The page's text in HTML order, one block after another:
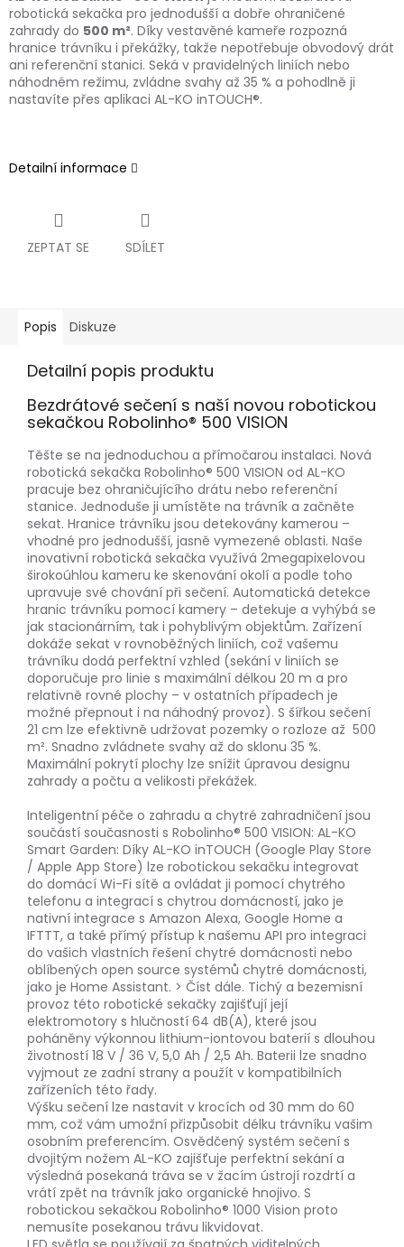
robotická sekačka pro jednodušší a dobře ohraničené
zahrady do 500 m². Díky vestavěné kameře rozpozná
hranice trávníku i překážky, takže nepotřebuje obvodový drát
ani referenční stanici. Seká v pravidelných liniích nebo
náhodném režimu, zvládne svahy až 35 % a pohodlně ji
nastavíte přes aplikaci AL-KO inTOUCH®.
Detailní informace
ZEPTAT SE SDÍLET
Popis Diskuze
Detailní popis produktu
Bezdrátové sečení s naší novou robotickou
sekačkou Robolinho® 500 VISION
Těšte se na jednoduchou a přímočarou instalaci. Nová
robotická sekačka Robolinho® 500 VISION od AL-KO
pracuje bez ohraničujícího drátu nebo referenční
stanice. Jednoduše ji umístěte na trávník a začněte
sekat. Hranice trávníku jsou detekovány kamerou –
vhodné pro jednodušší, jasně vymezené oblasti. Naše
inovativní robotická sekačka využívá 2megapixelovou
širokoúhlou kameru ke skenování okolí a podle toho
upravuje své chování při sečení. Automatická detekce
hranic trávníku pomocí kamery – detekuje a vyhýbá se
jak stacionárním, tak i pohyblivým objektům. Zařízení
dokáže sekat v rovnoběžných liniích, což vašemu
trávníku dodá perfektní vzhled (sekání v liniích se
doporučuje pro linie s maximální délkou 20 m a pro
relativně rovné plochy – v ostatních případech je
možné přepnout i na náhodný provoz). S šířkou sečení
21 cm lze efektivně udržovat pozemky o rozloze až 500
m². Snadno zvládnete svahy až do sklonu 35 %.
Maximální pokrytí plochy lze snížit úpravou designu
zahrady a počtu a velikosti překážek.
Inteligentní péče o zahradu a chytré zahradničení jsou
součástí současnosti s Robolinho® 500 VISION: AL-KO
Smart Garden: Díky AL-KO inTOUCH (Google Play Store
/ Apple App Store) lze robotickou sekačku integrovat
do domácí Wi-Fi sítě a ovládat ji pomocí chytrého
telefonu a integrací s chytrou domácností, jako je
nativní integrace s Amazon Alexa, Google Home a
IFTTT, a také přímý přístup k našemu API pro integraci
do vašich vlastních řešení chytré domácnosti nebo
oblíbených open source systémů chytré domácnosti,
jako je Home Assistant. > Číst dále. Tichý a bezemisní
provoz této robotické sekačky zajišťují její
elektromotory s hlučností 64 dB(A), které jsou
poháněny výkonnou lithium-iontovou baterií s dlouhou
životností 18 V / 36 V, 5,0 Ah / 2,5 Ah. Baterii lze snadno
vyjmout ze zadní strany a použít v kompatibilních
zařízeních této řady.
Výšku sečení lze nastavit v krocích od 30 mm do 60
mm, což vám umožní přizpůsobit délku trávníku vašim
osobním preferencím. Osvědčený systém sečení s
dvojitým nožem AL-KO zajišťuje perfektní sekání a
výsledná posekaná tráva se v žacím ústrojí rozdrtí a
vrátí zpět na trávník jako organické hnojivo. S
robotickou sekačkou Robolinho® 1000 Vision proto
nemusíte posekanou trávu likvidovat.